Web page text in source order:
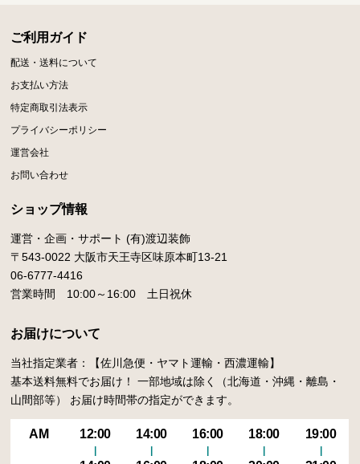
ご利用ガイド
配送・送料について
お支払い方法
特定商取引法表示
プライバシーポリシー
運営会社
お問い合わせ
ショップ情報
運営・企画・サポート (有)渡辺装飾
〒543-0022 大阪市天王寺区味原本町13-21
06-6777-4416
営業時間 10:00～16:00 土日祝休
お届けについて
当社指定業者：【佐川急便・ヤマト運輸・西濃運輸】
基本送料無料でお届け！ 一部地域は除く（北海道・沖縄・離島・
山間部等） お届け時間帯の指定ができます。
AM 12:00 14:00 16:00 18:00 19:00